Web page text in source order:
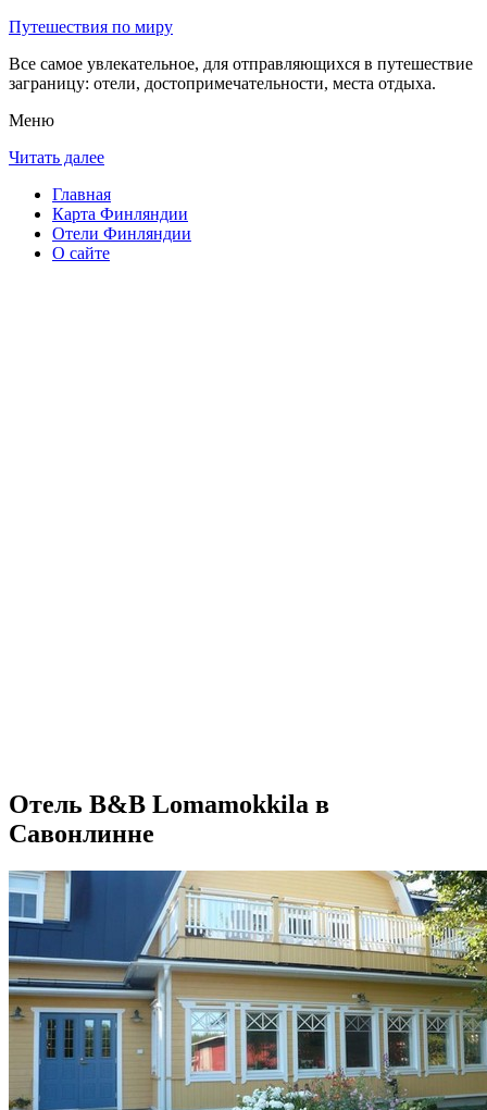
Путешествия по миру
Все самое увлекательное, для отправляющихся в путешествие
заграницу: отели, достопримечательности, места отдыха.
Меню
Читать далее
Главная
Карта Финляндии
Отели Финляндии
О сайте
Отель B&B Lomamokkila в
Савонлинне